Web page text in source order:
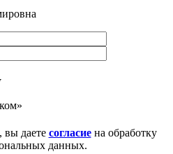
даете согласиена обработку
данных.